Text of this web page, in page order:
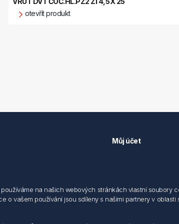
otevřít produkt
elektronických dokumentu
Můj účet
na našich webových stránkách vlastní
vašem používání jsou sdíleny s našimi partnery v